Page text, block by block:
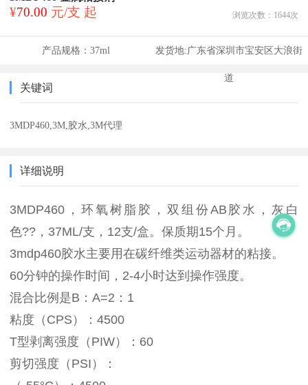
¥70.00 元/支 起 浏览次数： 1644次
产品规格：37ml 发货地:广东省深圳市宝安区大浪街
道
关键词
3MDP460,3M,胶水,3M代理
详细说明
3MDP460，环氧树脂胶，双组份AB胶水，灰白
色??，37ML/支，12支/盒。保质期15个月。
3mdp460胶水主要用在碳纤维类运动器材的粘接。
60分钟的操作时间，2-4小时达到操作强度。
混合比例是B：A=2：1
粘度（CPS）：4500
T型剥离强度（PIW）：60
剪切强度（PSI）：